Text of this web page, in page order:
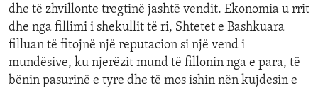
dhe të zhvillonte tregtinë jashtë vendit. Ekonomia u rrit
dhe nga fillimi i shekullit të ri, Shtetet e Bashkuara
filluan të fitojnë një reputacion si një vend i
mundësive, ku njerëzit mund të fillonin nga e para, të
bënin pasurinë e tyre dhe të mos ishin nën kujdesin e